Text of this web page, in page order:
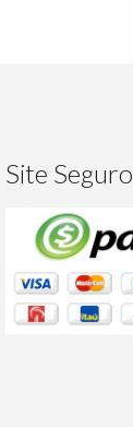
Site Seguro